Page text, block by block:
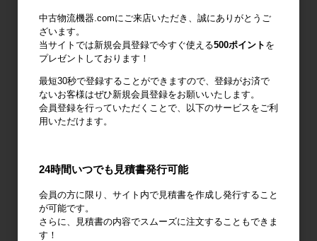
パレット
フォークリフ
コンベア
台車・手押し
台車
作業台 梱包資材
梱包機・封函
機
中古物流機器.comにご来店いただき、誠にありがとうご
ざいます。
当サイトでは新規会員登録で今すぐ使える500ポイント を
プレゼントしております！
最短30秒で登録することができますので、登録がお済で
ないお客様はぜひ新規会員登録をお願いいたします。
会員登録を行っていただくことで、以下のサービスをご利
用いただけます。
24時間いつでも見積書発行可能
会員の方に限り、サイト内で見積書を作成し発行すること
が可能です。
さらに、見積書の内容でスムーズに注文することもできま
す！